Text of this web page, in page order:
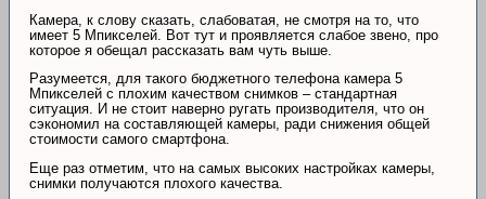
Камера, к слову сказать, слабоватая, не смотря на то, что
имеет 5 Мпикселей. Вот тут и проявляется слабое звено, про
которое я обещал рассказать вам чуть выше.
Разумеется, для такого бюджетного телефона камера 5
Мпикселей с плохим качеством снимков – стандартная
ситуация. И не стоит наверно ругать производителя, что он
сэкономил на составляющей камеры, ради снижения общей
стоимости самого смартфона.
Еще раз отметим, что на самых высоких настройках камеры,
снимки получаются плохого качества.